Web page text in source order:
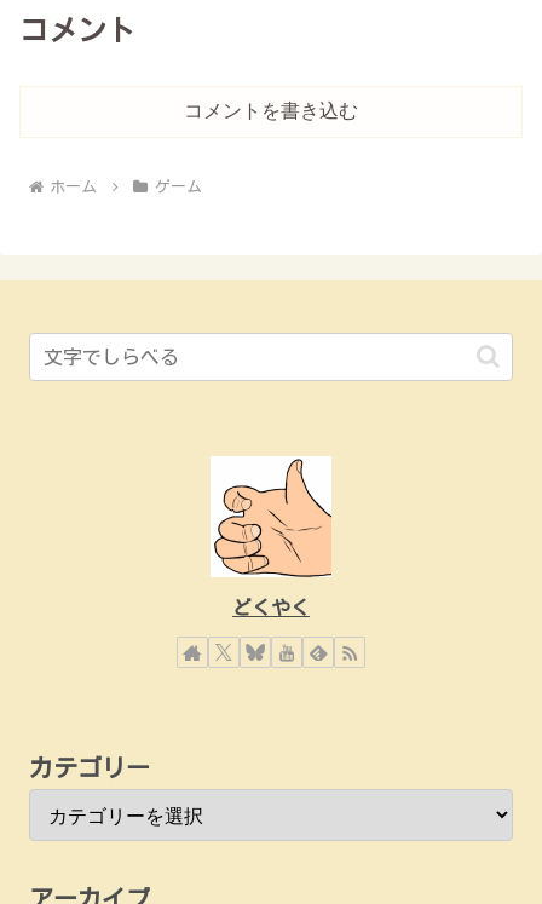
コメント
コメントを書き込む
ホーム ゲーム
どくやく
カテゴリー
アーカイブ